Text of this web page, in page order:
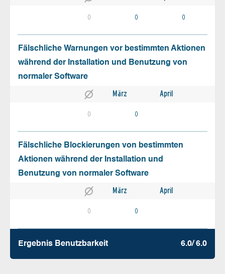
0 0 0
Fälschliche Warnungen vor bestimmten Aktionen
während der Installation und Benutzung von
normaler Software
März April
0 0
Fälschliche Blockierungen von bestimmten
Aktionen während der Installation und
Benutzung von normaler Software
März April
0 0
Ergebnis Benutz­barkeit 6.0/ 6.0